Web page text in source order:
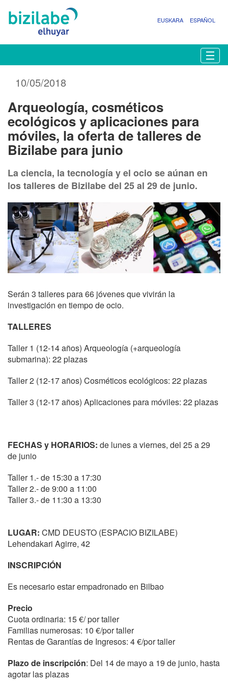
EUSKARA ESPAÑOL
10/05/2018
Arqueología, cosméticos
ecológicos y aplicaciones para
móviles, la oferta de talleres de
Bizilabe para junio
La ciencia, la tecnología y el ocio se aúnan en
los talleres de Bizilabe del 25 al 29 de junio.
Serán 3 talleres para 66 jóvenes que vivirán la
investigación en tiempo de ocio.
TALLERES
Taller 1 (12-14 años) Arqueología (+arqueología
submarina): 22 plazas
Taller 2 (12-17 años) Cosméticos ecológicos: 22 plazas
Taller 3 (12-17 años) Aplicaciones para móviles: 22 plazas
FECHAS y HORARIOS: de lunes a viernes, del 25 a 29
de junio
Taller 1.- de 15:30 a 17:30
Taller 2.- de 9:00 a 11:00
Taller 3.- de 11:30 a 13:30
LUGAR: CMD DEUSTO (ESPACIO BIZILABE)
Lehendakari Agirre, 42
INSCRIPCIÓN
Es necesario estar empadronado en Bilbao
Precio
Cuota ordinaria: 15 €/ por taller
Familias numerosas: 10 €/por taller
Rentas de Garantías de Ingresos: 4 €/por taller
Plazo de inscripción: Del 14 de mayo a 19 de junio, hasta
agotar las plazas